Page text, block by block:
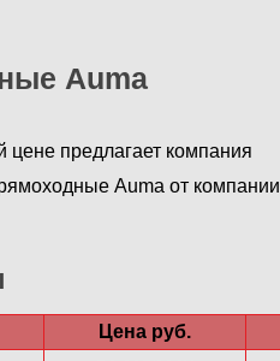
Auma
цене предлагает компания
Auma от компании
Цена руб.